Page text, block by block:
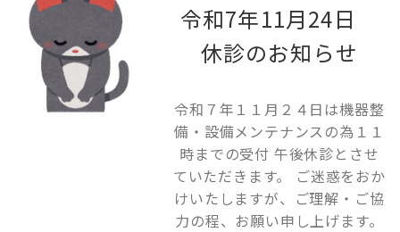
令和7年11月24日
休診のお知らせ
令和７年１１月２４日は機器整
備・設備メンテナンスの為１１
時までの受付 午後休診とさせ
ていただきます。 ご迷惑をおか
けいたしますが、ご理解・ご協
力の程、お願い申し上げます。